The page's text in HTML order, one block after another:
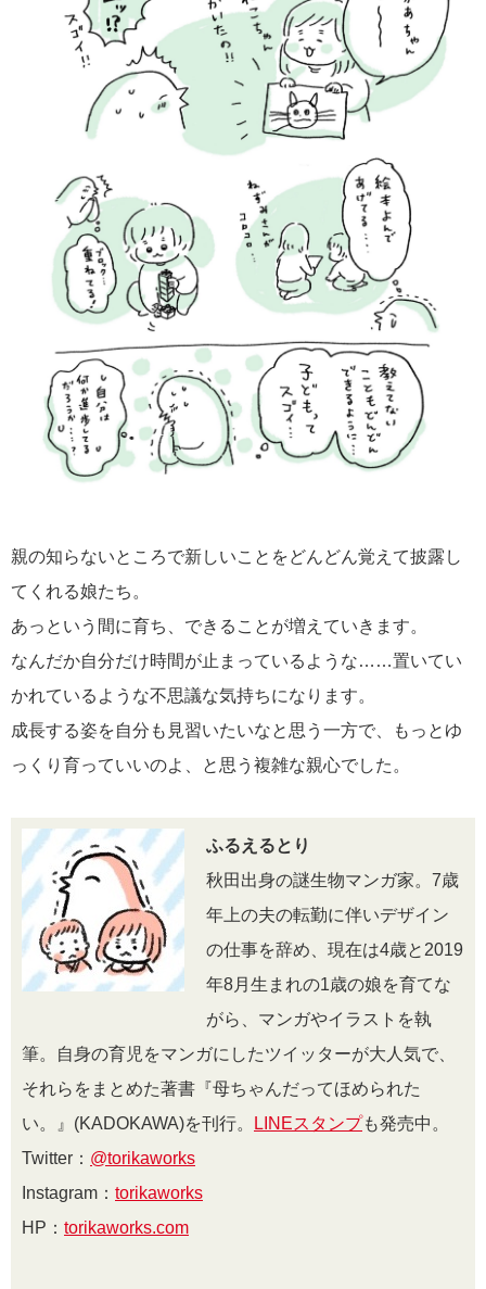
親の知らないところで新しいことをどんどん覚えて披露し
てくれる娘たち。
あっという間に育ち、できることが増えていきます。
なんだか自分だけ時間が止まっているような……置いてい
かれているような不思議な気持ちになります。
成長する姿を自分も見習いたいなと思う一方で、もっとゆ
っくり育っていいのよ、と思う複雑な親心でした。
ふるえるとり
秋田出身の謎生物マンガ家。7歳
年上の夫の転勤に伴いデザイン
の仕事を辞め、現在は4歳と2019
年8月生まれの1歳の娘を育てな
がら、マンガやイラストを執
筆。自身の育児をマンガにしたツイッターが大人気で、
それらをまとめた著書『母ちゃんだってほめられた
い。』(KADOKAWA)を刊行。
LINEスタンプも発売中。
Twitter： @torikaworks
Instagram： torikaworks
HP： torikaworks.com